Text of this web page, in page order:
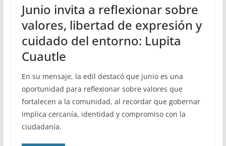
Junio invita a reflexionar sobre
valores, libertad de expresión y
cuidado del entorno: Lupita
Cuautle
En su mensaje, la edil destacó que junio es una
oportunidad para reflexionar sobre valores que
fortalecen a la comunidad, al recordar que gobernar
implica cercanía, identidad y compromiso con la
ciudadanía.